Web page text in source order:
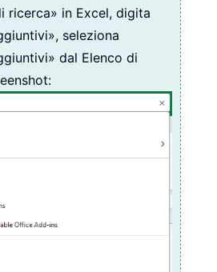
ricerca» in Excel, digita
seleziona
dal Elenco di